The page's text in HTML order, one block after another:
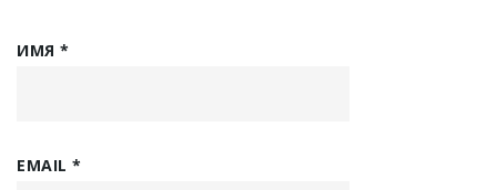
ИМЯ*
EMAIL*